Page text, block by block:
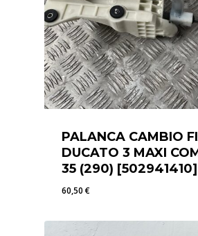
PALANCA CAMBIO
DUCATO 3 MAXI
35 (290) [502941410]
60,50€